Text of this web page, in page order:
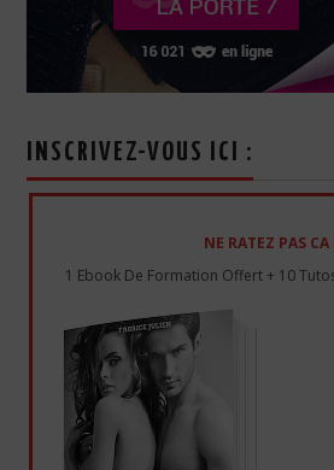
INSCRIVEZ-VOUS ICI :
NE RATEZ PAS CA
1 Ebook De Formation Offert + 10